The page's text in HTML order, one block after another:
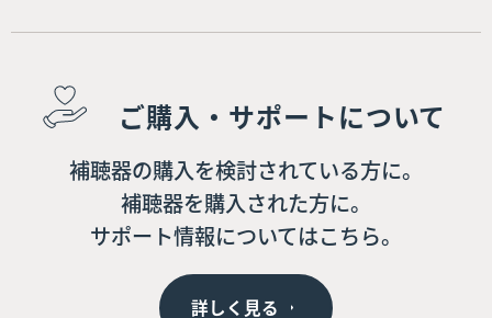
ご購入・サポートについて
補聴器の購入を検討されている方に。
補聴器を購入された方に。
サポート情報についてはこちら。
詳しく見る